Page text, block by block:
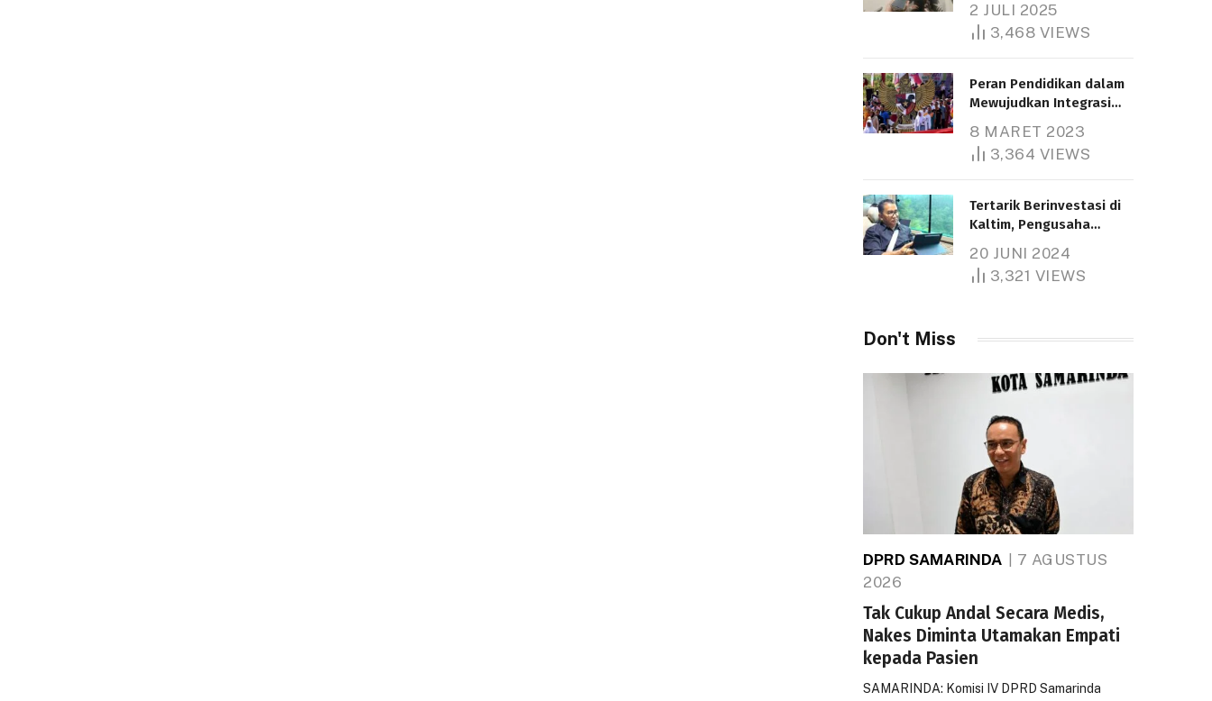
Bantuan Pendidikan
Gratispol
2 JULI 2025
3,468 VIEWS
Peran Pendidikan dalam
Mewujudkan Integrasi
8 MARET 2023
3,364 VIEWS
Tertarik Berinvestasi di
Kaltim, Pengusaha
1.000 Hektare
20 JUNI 2024
3,321 VIEWS
Don't Miss
DPRD SAMARINDA
7 AGUSTUS
2026
Tak Cukup Andal Secara Medis,
Nakes Diminta Utamakan Empati
kepada Pasien
SAMARINDA: Komisi IV DPRD Samarinda